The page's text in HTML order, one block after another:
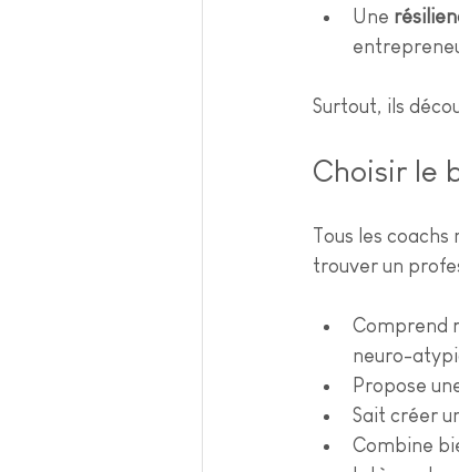
Une
Surtout, ils
Choisir le
Tous les
trouver un
Comprend
neuro-
Propose
Sait créer
Combine